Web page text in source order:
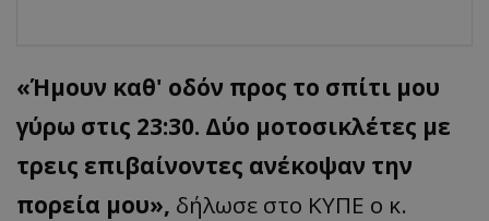
«Ήμουν καθ' οδόν προς το σπίτι μου
γύρω στις 23:30. Δύο μοτοσικλέτες με
τρεις επιβαίνοντες ανέκοψαν την
πορεία μου», δήλωσε στο ΚΥΠΕ ο κ.